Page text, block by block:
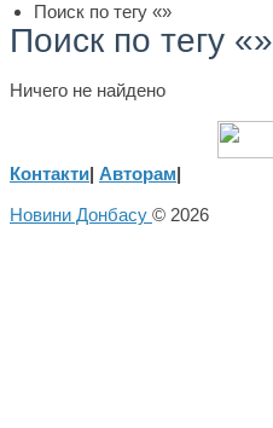
Поиск по тегу «»
Поиск по тегу «»
Ничего не найдено
Контакти| Авторам|
Новини Донбасу © 2026